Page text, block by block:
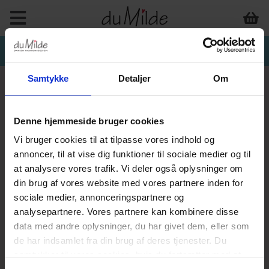
Samtykke Detaljer Om
Denne hjemmeside bruger cookies
Vi bruger cookies til at tilpasse vores indhold og
annoncer, til at vise dig funktioner til sociale medier og til
at analysere vores trafik. Vi deler også oplysninger om
din brug af vores website med vores partnere inden for
sociale medier, annonceringspartnere og
analysepartnere. Vores partnere kan kombinere disse
data med andre oplysninger, du har givet dem, eller som
de har indsamlet fra din brug af deres tjenester. Du